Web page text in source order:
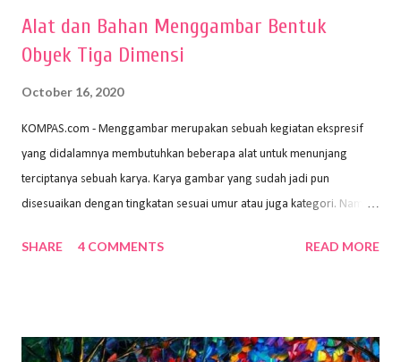
Alat dan Bahan Menggambar Bentuk
Obyek Tiga Dimensi
October 16, 2020
KOMPAS.com - Menggambar merupakan sebuah kegiatan ekspresif
yang didalamnya membutuhkan beberapa alat untuk menunjang
terciptanya sebuah karya. Karya gambar yang sudah jadi pun
disesuaikan dengan tingkatan sesuai umur atau juga kategori. Namun,
sehingga hasilnya bisa dilihat. Peran alat dan bahan sangat
memiliki spesifikasi berbeda sesuai jenisnya. Berikut peralatan
SHARE 4 COMMENTS READ MORE